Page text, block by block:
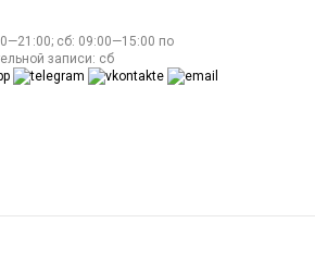
сб: 09:00—15:00 по
записи: сб